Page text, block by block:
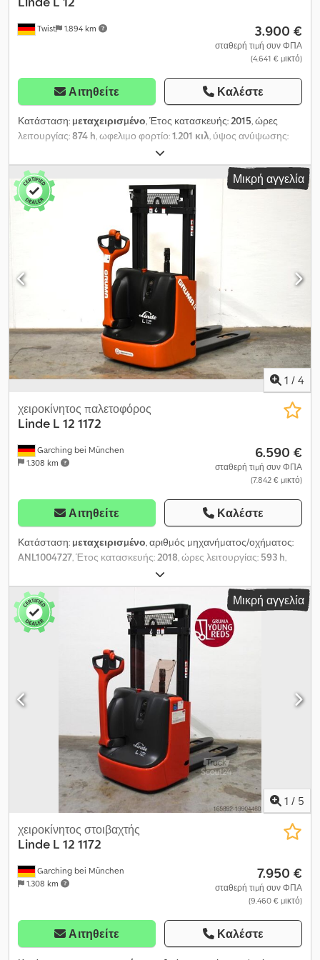
Twist 1.894 km 3.900 €
σταθερή τιμή συν ΦΠΑ
(4.641 € μικτό)
Αιτηθείτε Καλέστε
Κατάσταση: μεταχειρισμένο, Έτος κατασκευής:2015, ώρες
λειτουργίας:874 h, ωφελιμο φορτίο:1.201 κιλ, ύψος ανύψωσης:
1.940 χιλ.
50 ποσοστό, διάσταση εμπρόσθιου ελαστικού:Standard,
χρώμα:άλλο Μικρή αγγελία
1 / 4
Garching bei München
1.308 km
χειροκίνητος παλετοφόρος
Linde L 12 1172
6.590 €
σταθερή τιμή συν ΦΠΑ
(7.842 € μικτό)
Αιτηθείτε Καλέστε
Κατάσταση: μεταχειρισμένο, αριθμός μηχανήματος/οχήματος:
ANL1004727 , Έτος κατασκευής: 2018 , ώρες λειτουργίας: 593 h
, ύψος ανύψωσης:
ανύψωση:1.210 χιλ., κέντρο βάρους φορτίου:600 χιλ., τύπος
ιστού:διπλός , χωρητικότητα μπαταρίας:
, τάση μπαταρίας:
24 V, πλάτος πλαισίου ανυψωτικού:560 χιλ., μήκος περονών:
1.150 χιλ.
796 κιλ, συνολικό ύψος:1.690 χιλ.
1.788 χιλ. , συνολικό πλάτος:800 χιλ.
, - Aquamatic με μπαταρία - Βύσμα οχήματος MRC
80A - Κάθετη αλλαγή μπαταρίας Codpfxjzqg Sxj Aclsrf - Εκτέλεση
περονών: 560 - 1150 mm, 560/1150/65 - SafetySpeed - Περιορισμός
ταχύτητας: 6 km/h - Αργή κίνηση - SoftLanding - Προστασία
ιστού: Πολυκαρβονικό - Έλεγχος πρόσβασης: Διακόπτης κλειδιού
Μικρή αγγελία
1 / 5
Garching bei München
1.308 km
χειροκίνητος στοιβαχτής
Linde L 12 1172
7.950 €
σταθερή τιμή συν ΦΠΑ
(9.460 € μικτό)
Αιτηθείτε Καλέστε